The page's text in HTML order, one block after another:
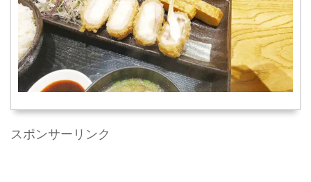
スポンサーリンク